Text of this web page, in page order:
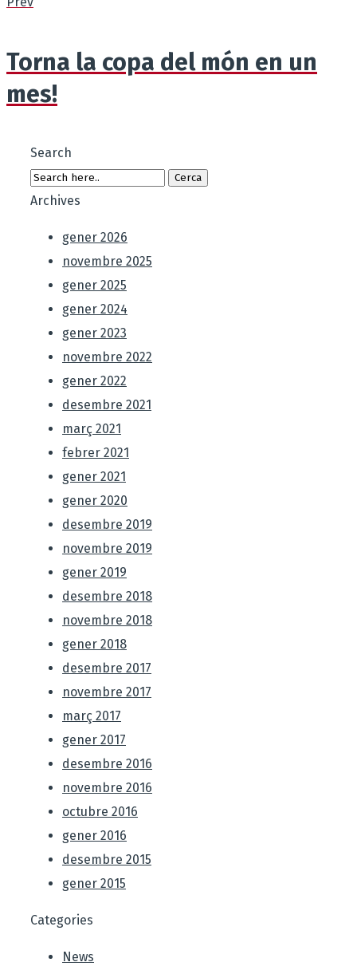
Torna la copa del món en un
mes!
Search
Archives
gener 2026
novembre 2025
gener 2025
gener 2024
gener 2023
novembre 2022
gener 2022
desembre 2021
març 2021
febrer 2021
gener 2021
gener 2020
desembre 2019
novembre 2019
gener 2019
desembre 2018
novembre 2018
gener 2018
desembre 2017
novembre 2017
març 2017
gener 2017
desembre 2016
novembre 2016
octubre 2016
gener 2016
desembre 2015
gener 2015
Categories
News